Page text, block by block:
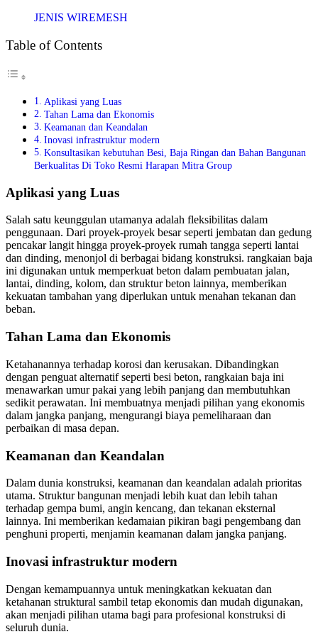
JENIS WIREMESH
Table of Contents
Aplikasi yang Luas
Tahan Lama dan Ekonomis
Keamanan dan Keandalan
Inovasi infrastruktur modern
Konsultasikan kebutuhan Besi, Baja Ringan dan Bahan Bangunan
Berkualitas Di Toko Resmi Harapan Mitra Group
Aplikasi yang Luas
Salah satu keunggulan utamanya adalah fleksibilitas dalam
penggunaan. Dari proyek-proyek besar seperti jembatan dan gedung
pencakar langit hingga proyek-proyek rumah tangga seperti lantai
dan dinding, menonjol di berbagai bidang konstruksi. rangkaian baja
ini digunakan untuk memperkuat beton dalam pembuatan jalan,
lantai, dinding, kolom, dan struktur beton lainnya, memberikan
kekuatan tambahan yang diperlukan untuk menahan tekanan dan
beban.
Tahan Lama dan Ekonomis
Ketahanannya terhadap korosi dan kerusakan. Dibandingkan
dengan penguat alternatif seperti besi beton, rangkaian baja ini
menawarkan umur pakai yang lebih panjang dan membutuhkan
sedikit perawatan. Ini membuatnya menjadi pilihan yang ekonomis
dalam jangka panjang, mengurangi biaya pemeliharaan dan
perbaikan di masa depan.
Keamanan dan Keandalan
Dalam dunia konstruksi, keamanan dan keandalan adalah prioritas
utama. Struktur bangunan menjadi lebih kuat dan lebih tahan
terhadap gempa bumi, angin kencang, dan tekanan eksternal
lainnya. Ini memberikan kedamaian pikiran bagi pengembang dan
penghuni properti, menjamin keamanan dalam jangka panjang.
Inovasi infrastruktur modern
Dengan kemampuannya untuk meningkatkan kekuatan dan
ketahanan struktural sambil tetap ekonomis dan mudah digunakan,
akan menjadi pilihan utama bagi para profesional konstruksi di
seluruh dunia.